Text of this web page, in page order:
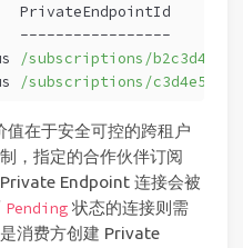
-----------------
/subscriptions/
/subscriptions/
在于安全可控的跨租户
，指定的合作伙伴订阅
Endpoint 连接会被
Pending 状态的连接则需
是消费方创建 Private